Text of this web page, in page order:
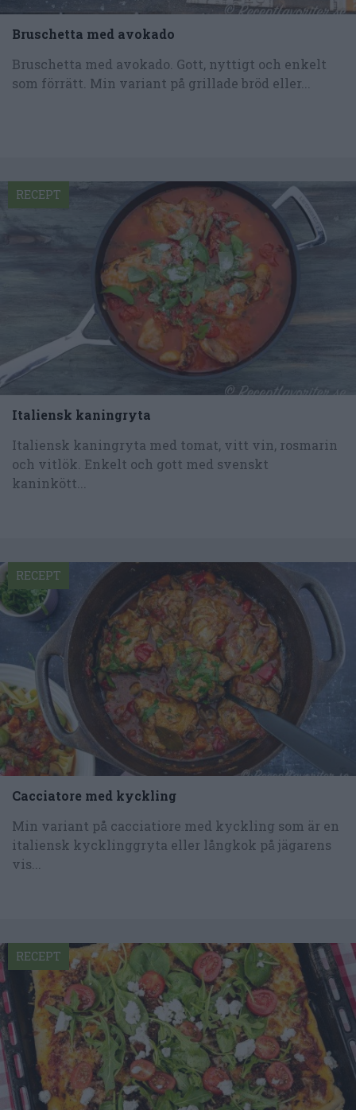
Bruschetta med avokado
Bruschetta med avokado. Gott, nyttigt och enkelt
som förrätt. Min variant på grillade bröd eller...
Italiensk kaningryta
Italiensk kaningryta med tomat, vitt vin, rosmarin
och vitlök. Enkelt och gott med svenskt
kaninkött...
RECEPT
Cacciatore med kyckling
Min variant på cacciatiore med kyckling som är en
italiensk kycklinggryta eller långkok på jägarens
vis...
RECEPT
RECEPT